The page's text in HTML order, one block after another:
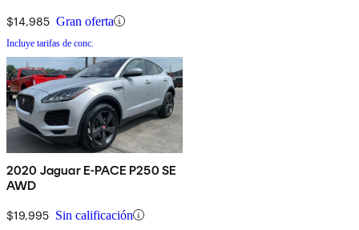
$14,985 Gran oferta
Incluye tarifas de conc.
2020 Jaguar E-PACE P250 SE
AWD
$19,995 Sin calificación